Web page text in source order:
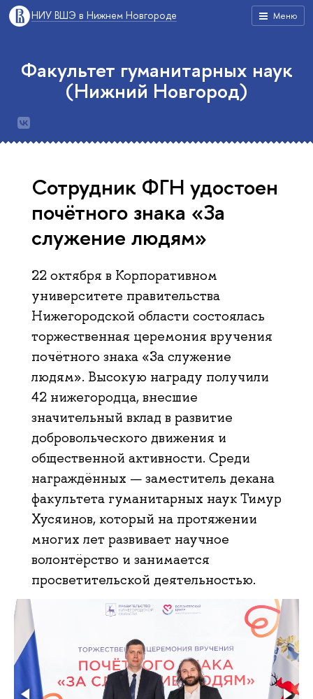
Меню
НИУ ВШЭ в Нижнем Новгороде
Факультет гуманитарных наук
(Нижний Новгород)
Сотрудник ФГН удостоен
почётного знака «За
служение людям»
22 октября в Корпоративном
университете правительства
Нижегородской области состоялась
торжественная церемония вручения
почётного знака «За служение
людям». Высокую награду получили
42 нижегородца, внесшие
значительный вклад в развитие
добровольческого движения и
общественной активности. Среди
награждённых — заместитель декана
факультета гуманитарных наук Тимур
Хусяинов, который на протяжении
многих лет развивает научное
волонтёрство и занимается
просветительской деятельностью.